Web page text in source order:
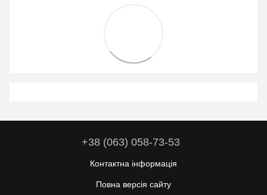
+38 (063) 058-73-53
Контактна інформація
Повна версія сайту